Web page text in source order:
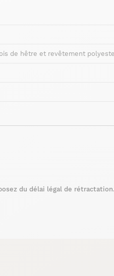
de hêtre et revêtement
du délai légal de rétractation.